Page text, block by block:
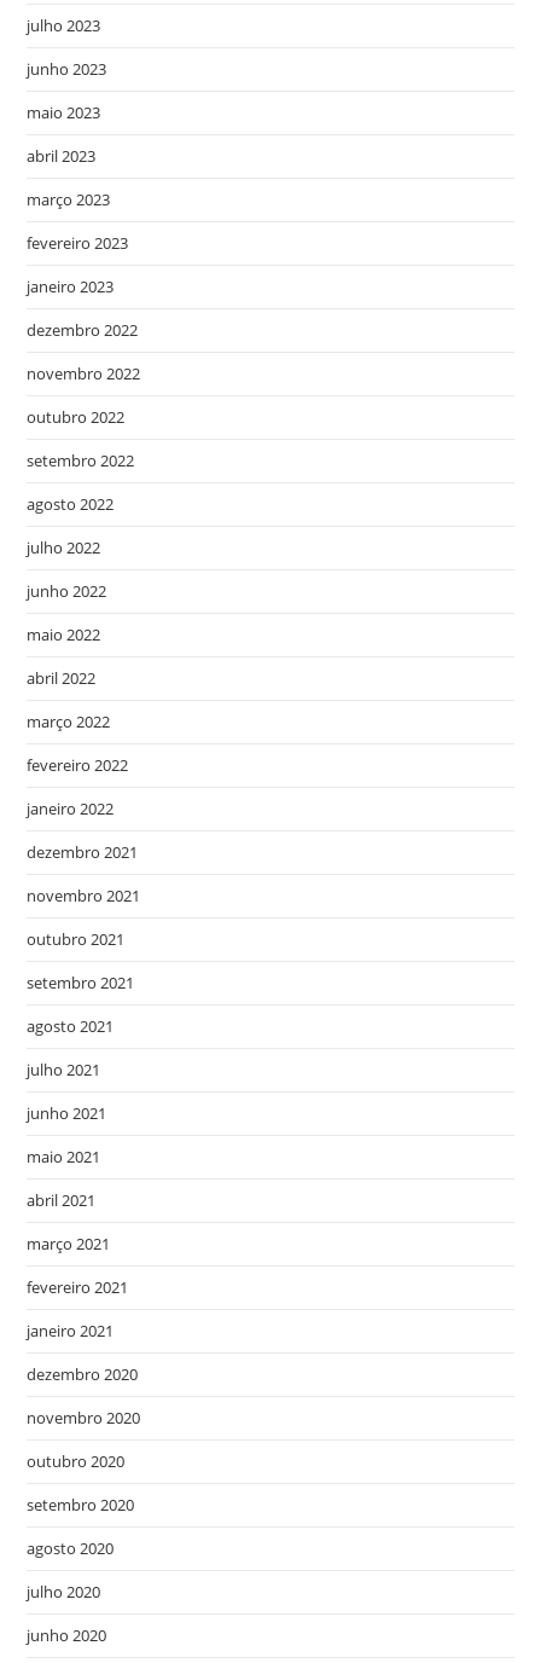
julho 2023
junho 2023
maio 2023
abril 2023
março 2023
fevereiro 2023
janeiro 2023
dezembro 2022
novembro 2022
outubro 2022
setembro 2022
agosto 2022
julho 2022
junho 2022
maio 2022
abril 2022
março 2022
fevereiro 2022
janeiro 2022
dezembro 2021
novembro 2021
outubro 2021
setembro 2021
agosto 2021
julho 2021
junho 2021
maio 2021
abril 2021
março 2021
fevereiro 2021
janeiro 2021
dezembro 2020
novembro 2020
outubro 2020
setembro 2020
agosto 2020
julho 2020
junho 2020